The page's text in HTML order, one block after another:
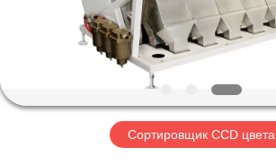
ПУТЕШЕСТВИЕ
ФАБРИКИ Сортировщик CCD цвета